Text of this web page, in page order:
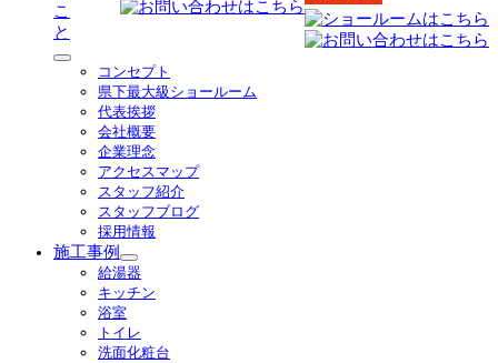
こ
と
サ
コンセプト
県下最大級ショールーム
代表挨拶
会社概要
企業理念
アクセスマップ
スタッフ紹介
スタッフブログ
採用情報
施工事例
サ
ブ
ニ
ュ
給湯器
キッチン
浴室
トイレ
洗面化粧台